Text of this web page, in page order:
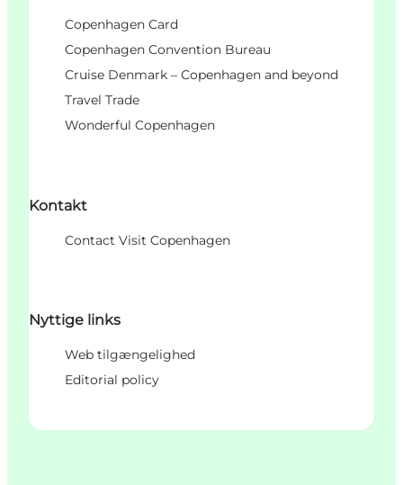
Copenhagen Card
Copenhagen Convention Bureau
Cruise Denmark – Copenhagen and beyond
Travel Trade
Wonderful Copenhagen
Kontakt
Contact Visit Copenhagen
Nyttige links
Web tilgængelighed
Editorial policy